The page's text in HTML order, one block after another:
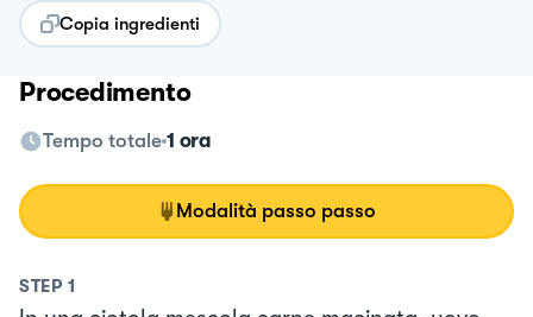
Copia ingredienti
Procedimento
Tempo totale 1 ora
Modalità passo passo
STEP 1